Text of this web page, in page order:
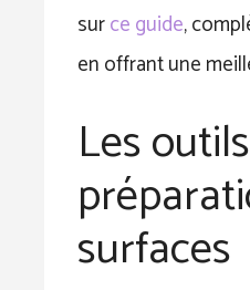
surce guide,
en offrant une
Les
surfaces